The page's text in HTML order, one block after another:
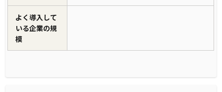
よく導入して
いる企業の規
模